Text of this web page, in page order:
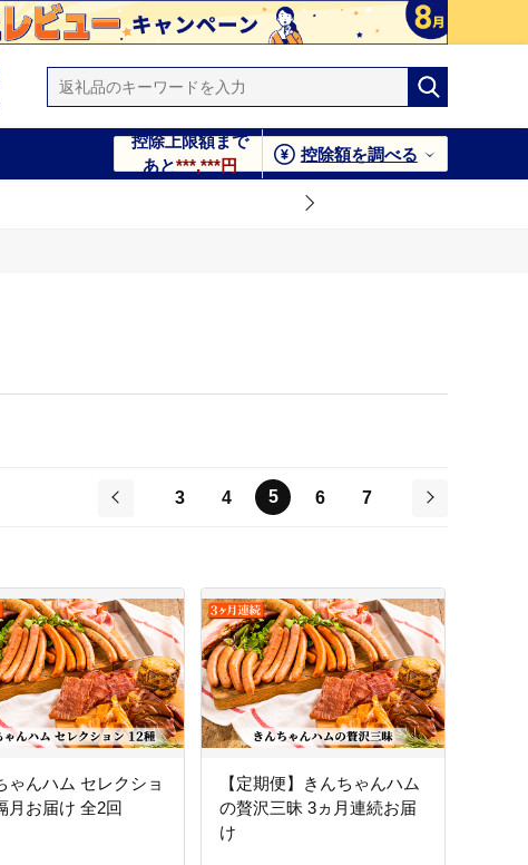
控除上限額まで
あと***,***円
控除額を調べる
3 4 5 6
7
ゃんハム セレクショ
お届け 全2回
【定期便】きんちゃんハム
の贅沢三昧 3ヵ月連続お届
け